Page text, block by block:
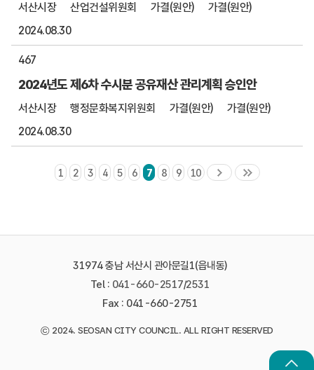
서산시장 산업건설위원회 가결(원안)
가결(원안)
2024.08.30
467
2024년도 제6차 수시분 공유재산 관리계획 승인안
서산시장 행정문화복지위원회 가결(원안)
가결(원안)
2024.08.30
1 2 3 4 5 6 7 8 9 10
31974 충남 서산시 관아문길1(읍내동)
Tel : 041-660-2517/2531
Fax : 041-660-2751
©2024. SEOSAN CITY COUNCIL. ALL RIGHT RESERVED